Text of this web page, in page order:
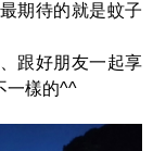
期待的就是蚊子
跟好朋友一起享
一樣的^^